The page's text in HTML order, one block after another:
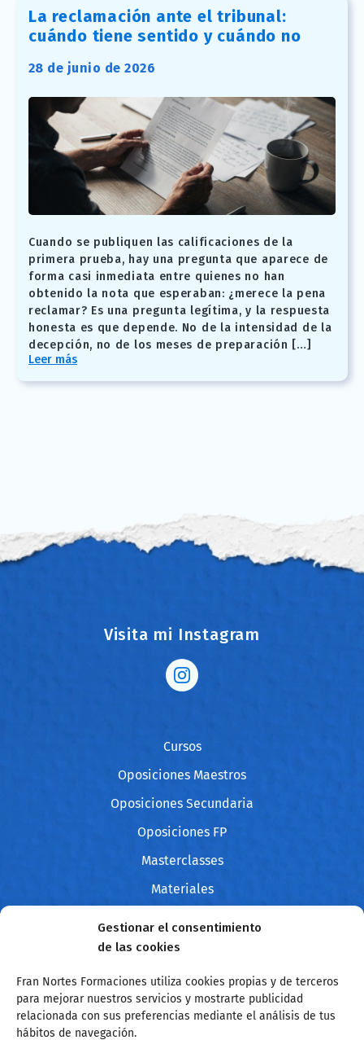
Gestionar el consentimiento
de las cookies
Fran Nortes Formaciones utiliza cookies propias y de terceros
para mejorar nuestros servicios y mostrarte publicidad
relacionada con sus preferencias mediante el análisis de tus
hábitos de navegación.
La reclamación ante el tribunal:
cuándo tiene sentido y cuándo no
28 de junio de 2026
Cuando se publiquen las calificaciones de la
primera prueba, hay una pregunta que aparece de
forma casi inmediata entre quienes no han
obtenido la nota que esperaban: ¿merece la pena
reclamar? Es una pregunta legítima, y la respuesta
honesta es que depende. No de la intensidad de la
decepción, no de los meses de preparación […]
Leer más
Visita mi Instagram
Cursos
Oposiciones Maestros
Oposiciones Secundaria
Oposiciones FP
Masterclasses
Materiales
Contacto
Sobre mí